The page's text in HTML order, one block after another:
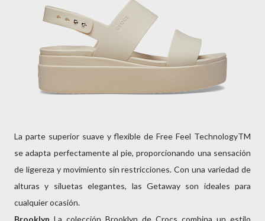
La parte superior suave y flexible de Free Feel TechnologyTM
se adapta perfectamente al pie, proporcionando una sensación
de ligereza y movimiento sin restricciones. Con una variedad de
alturas y siluetas elegantes, las Getaway son ideales para
cualquier ocasión.
Brooklyn La colección Brooklyn de Crocs combina un estilo